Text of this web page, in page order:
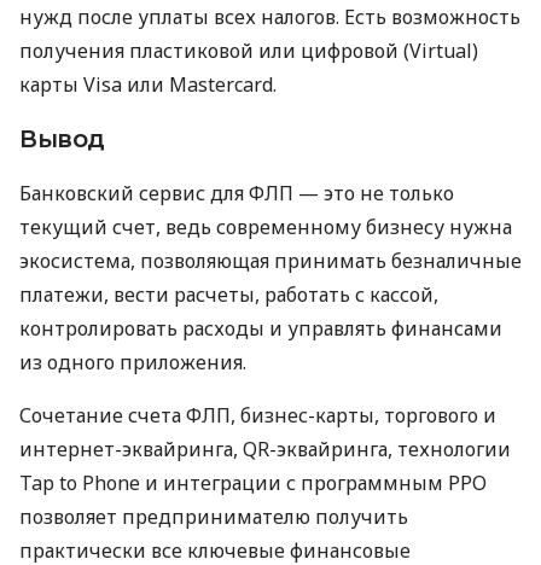
нужд после уплаты всех налогов. Есть возможность
получения пластиковой или цифровой (Virtual)
карты Visa или Mastercard.
Вывод
Банковский сервис для ФЛП — это не только
текущий счет, ведь современному бизнесу нужна
экосистема, позволяющая принимать безналичные
платежи, вести расчеты, работать с кассой,
контролировать расходы и управлять финансами
из одного приложения.
Сочетание счета ФЛП, бизнес-карты, торгового и
интернет-эквайринга, QR-эквайринга, технологии
Tap to Phone и интеграции с программным РРО
позволяет предпринимателю получить
практически все ключевые финансовые